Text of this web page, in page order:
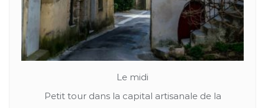
de la
Le midi
Cuir, textil ou bien chapeaux: Les